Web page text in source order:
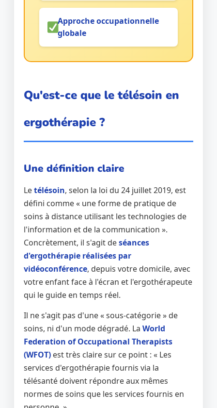
Approche occupationnelle
globale
Qu'est-ce que le télésoin en
ergothérapie ?
Une définition claire
Letélésoin, selon la loi du 24 juillet 2019, est
défini comme « une forme de pratique de
soins à distance utilisant les technologies de
l'information et de la communication ».
Concrètement, il s'agit deséances
d'ergothérapie réalisées par
vidéoconférence, depuis votre domicile, avec
votre enfant face à l'écran et l'ergothérapeute
qui le guide en temps réel.
Il ne s'agit pas d'une « sous-catégorie » de
soins, ni d'un mode dégradé. LaWorld
Federation of Occupational Therapists
(WFOT) est très claire sur ce point : « Les
services d'ergothérapie fournis via la
télésanté doivent répondre aux mêmes
normes de soins que les services fournis en